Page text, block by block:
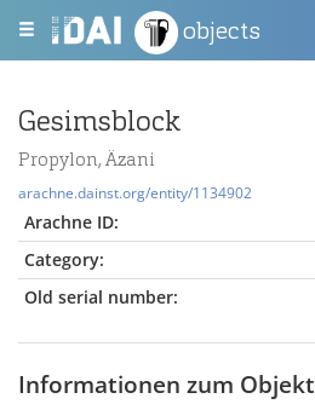
objects
Gesimsblock
Propylon, Äzani
arachne.dainst.org/entity/1134902
Arachne ID:
Category:
Old serial number:
Informationen zum Objekt